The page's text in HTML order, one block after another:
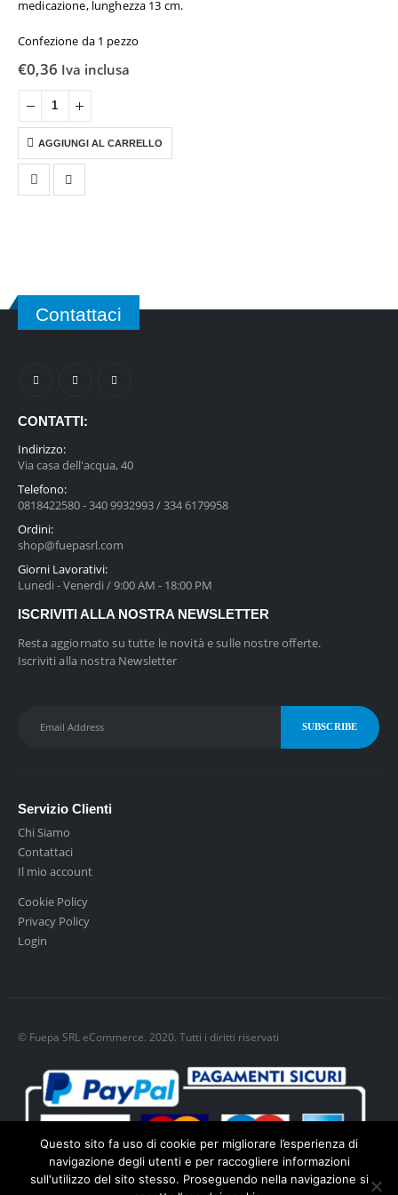
medicazione, lunghezza 13 cm.
Confezione da 1 pezzo
€0,36 Iva inclusa
AGGIUNGI AL CARRELLO
Contattaci
CONTATTI:
Indirizzo:
Via casa dell'acqua, 40
Telefono:
0818422580 - 340 9932993 / 334 6179958
Ordini:
shop@fuepasrl.com
Giorni Lavorativi:
Lunedi - Venerdi / 9:00 AM - 18:00 PM
ISCRIVITI ALLA NOSTRA NEWSLETTER
Resta aggiornato su tutte le novità e sulle nostre offerte.
Iscriviti alla nostra Newsletter
Servizio Clienti
Chi Siamo
Contattaci
Il mio account
Cookie Policy
Privacy Policy
Login
© Fuepa SRL eCommerce. 2020. Tutti i diritti riservati
Questo sito fa uso di cookie per migliorare l’esperienza di
navigazione degli utenti e per raccogliere informazioni
sull'utilizzo del sito stesso. Proseguendo nella navigazione si